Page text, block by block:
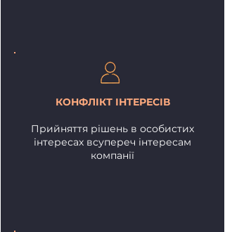
КОНФЛІКТ ІНТЕРЕСІВ
Прийняття рішень в особистих
інтересах всупереч інтересам
компанії